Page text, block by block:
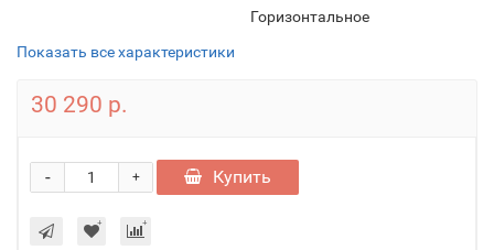
Горизонтальное
Показать все характеристики
30 290 р.
+
- Купить